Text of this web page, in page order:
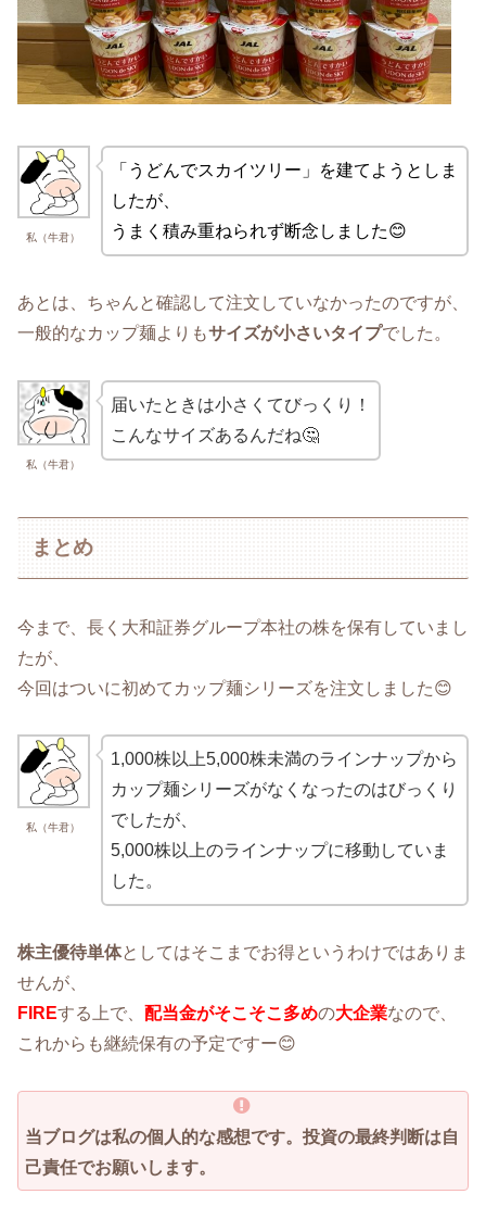
私（牛君）
「うどんでスカイツリー」を建てようとしま
したが、
うまく積み重ねられず断念しました😊
あとは、ちゃんと確認して注文していなかったのですが、
一般的なカップ麺よりもサイズが小さいタイプでした。
私（牛君）
届いたときは小さくてびっくり！
こんなサイズあるんだね🤔
まとめ
今まで、長く大和証券グループ本社の株を保有していまし
たが、
今回はついに初めてカップ麺シリーズを注文しました😊
私（牛君）
1,000株以上5,000株未満のラインナップから
カップ麺シリーズがなくなったのはびっくり
でしたが、
5,000株以上のラインナップに移動していま
した。
株主優待単体としてはそこまでお得というわけではありま
せんが、
FIREする上で、 配当金がそこそこ多めの大企業なので、
これからも継続保有の予定ですー😊
当ブログは私の個人的な感想です。投資の最終判断は自
己責任でお願いします。